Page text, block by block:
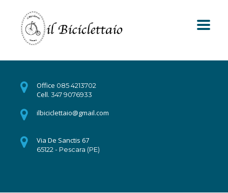
Office 085 4213702
Cell. 347 9076933
ilbiciclettaio@gmail.com
Via De Sanctis 67
65122 - Pescara (PE)